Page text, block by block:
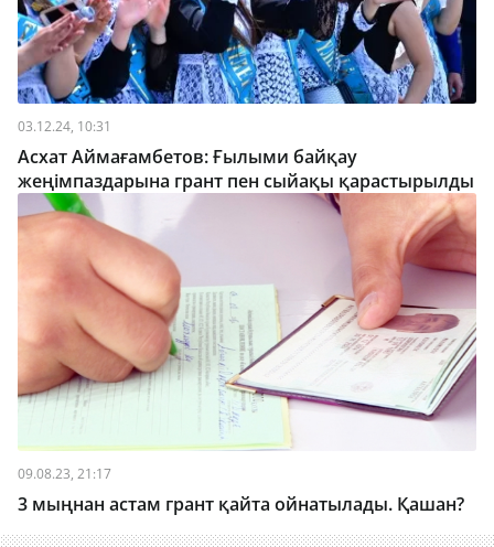
03.12.24, 10:31
Асхат Аймағамбетов: Ғылыми байқау
жеңімпаздарына грант пен сыйақы қарастырылды
09.08.23, 21:17
3 мыңнан астам грант қайта ойнатылады. Қашан?